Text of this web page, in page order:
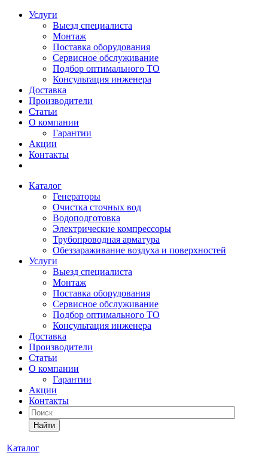
Услуги
Выезд специалиста
Монтаж
Поставка оборудования
Сервисное обслуживание
Подбор оптимального ТО
Консультация инженера
Доставка
Производители
Статьи
О компании
Гарантии
Акции
Контакты
Каталог
Генераторы
Очистка сточных вод
Водоподготовка
Электрические компрессоры
Трубопроводная арматура
Обеззараживание воздуха и поверхностей
Услуги
Выезд специалиста
Монтаж
Поставка оборудования
Сервисное обслуживание
Подбор оптимального ТО
Консультация инженера
Доставка
Производители
Статьи
О компании
Гарантии
Акции
Контакты
Найти
Каталог